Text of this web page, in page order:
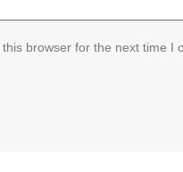
browser for the next time I